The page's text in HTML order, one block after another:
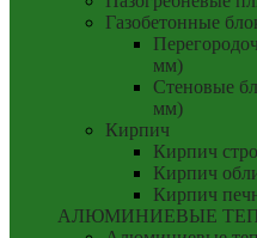
Газобетонные
мм)
Стеновые
мм)
Кирпич
Кирпич
Кирпич
Кирпич
АЛЮМИНИЕВЫЕ